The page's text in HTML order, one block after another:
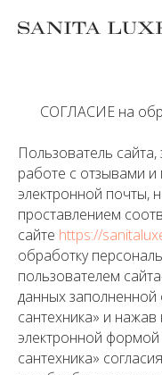
СОГЛАСИЕ на
Пользователь
работе с отзывами и
электронной почты,
проставлением
сайте https://
обработку
пользователем
данных
сантехника» и нажав
электронной
сантехника»